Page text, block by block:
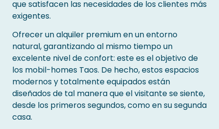
que satisfacen las necesidades de los clientes más
exigentes.
Ofrecer un alquiler premium en un entorno
natural, garantizando al mismo tiempo un
excelente nivel de confort: este es el objetivo de
los mobil-homes Taos. De hecho, estos espacios
modernos y totalmente equipados están
diseñados de tal manera que el visitante se siente,
desde los primeros segundos, como en su segunda
casa.